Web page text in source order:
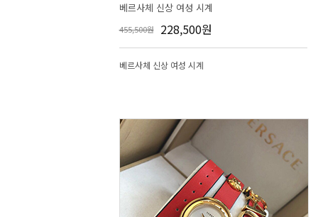
베르사체 신상 여성 시계
455,500원 228,500원
베르사체 신상 여성 시계